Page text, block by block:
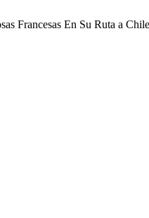
Francesas En Su Ruta a